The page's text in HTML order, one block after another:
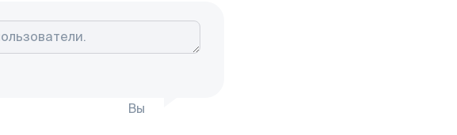
Вы